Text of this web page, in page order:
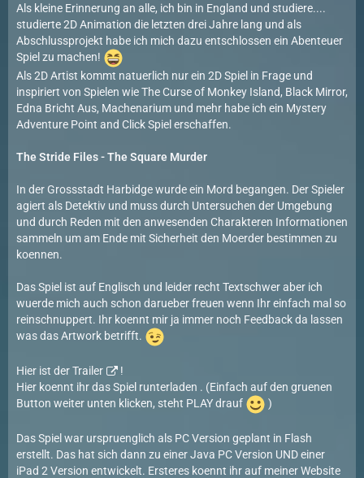
Als kleine Erinnerung an alle, ich bin in England und studiere....
studierte 2D Animation die letzten drei Jahre lang und als
Abschlussprojekt habe ich mich dazu entschlossen ein Abenteuer
Spiel zu machen!
Als 2D Artist kommt natuerlich nur ein 2D Spiel in Frage und
inspiriert von Spielen wie The Curse of Monkey Island, Black Mirror,
Edna Bricht Aus, Machenarium und mehr habe ich ein Mystery
Adventure Point and Click Spiel erschaffen.
The Stride Files - The Square Murder
In der Grossstadt Harbidge wurde ein Mord begangen. Der Spieler
agiert als Detektiv und muss durch Untersuchen der Umgebung
und durch Reden mit den anwesenden Charakteren Informationen
sammeln um am Ende mit Sicherheit den Moerder bestimmen zu
koennen.
Das Spiel ist auf Englisch und leider recht Textschwer aber ich
wuerde mich auch schon darueber freuen wenn Ihr einfach mal so
reinschnuppert. Ihr koennt mir ja immer noch Feedback da lassen
was das Artwork betrifft.
Hier ist derTrailer
!
Hier koennt ihr das Spie runterladen . (Einfach auf den gruenen
Button weiter unten klicken, steht PLAY drauf
)
Das Spiel war urspruenglich als PC Version geplant in Flash
erstellt. Das hat sich dann zu einer Java PC Version UND einer
iPad 2 Version entwickelt. Ersteres koennt ihr auf meiner Website